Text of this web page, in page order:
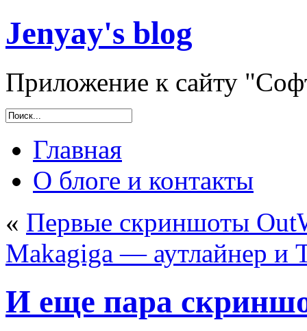
Jenyay's blog
Приложение к сайту
Главная
О блоге и контакты
« Первые скриншоты
Makagiga — аутлайнер и
И еще пара